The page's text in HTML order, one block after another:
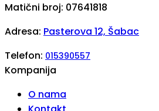
Matični broj: 07641818
Adresa: Pasterova 12, Šabac
Telefon: 015390557
Kompanija
O nama